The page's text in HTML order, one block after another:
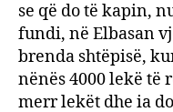
se që do të kapin,
fundi, në Elbasan
brenda shtëpisë,
nënës 4000 lekë
merr lekët dhe ia